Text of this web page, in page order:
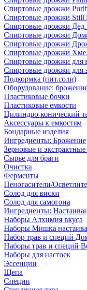
Спиртовые дрожжи
Спиртовые дрожжи Still
Спиртовые дрожжи Дед
Спиртовые дрожжи
Спиртовые дрожжи
Спиртовые дрожжи
Спиртовые дрожжи для
Спиртовые дрожжи для
Подкормка (пит.соли)
Оборудование:
Пластиковые бочки
Пластиковые емкости
Цилиндро-конический
Аксессуары к емкостям
Бондарные изделия
Ингредиенты: Брожение
Зерновые и
Сырье для браги
Очистка
Ферменты
Пеногасители/
Солод для виски
Солод для самогона
Ингредиенты:
Наборы Алхимия вкуса
Наборы Мишка
Набор трав и специй
Наборы трав и специй
Наборы для настоек
Эссенции
Щепа
Специи